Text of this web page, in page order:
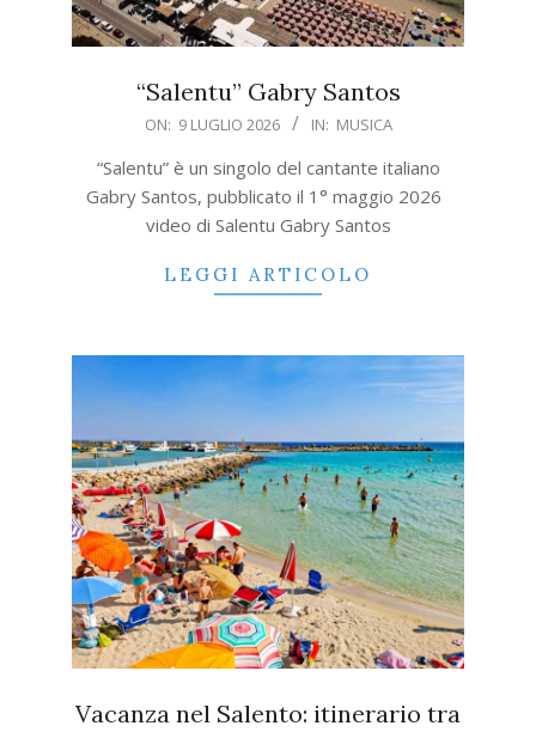
“Salentu” Gabry Santos
ON: 9 LUGLIO 2026 IN: MUSICA
“Salentu” è un singolo del cantante italiano
Gabry Santos, pubblicato il 1° maggio 2026
video di Salentu Gabry Santos
LEGGI ARTICOLO
Vacanza nel Salento: itinerario tra